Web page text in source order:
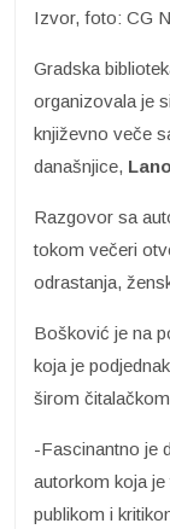
Izvor, foto: CG
Gradska
organizovala je
književno veče
današnjice,
Razgovor sa
tokom večeri
odrastanja,
Bošković je na
koja je
širom
-Fascinantno je
autorkom koja
publikom i